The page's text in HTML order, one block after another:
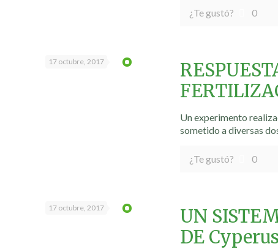
¿Te gustó? 0
17 octubre, 2017
Un experimento
sometido a diversas
¿Te gustó? 0
17 octubre, 2017
UN
DE